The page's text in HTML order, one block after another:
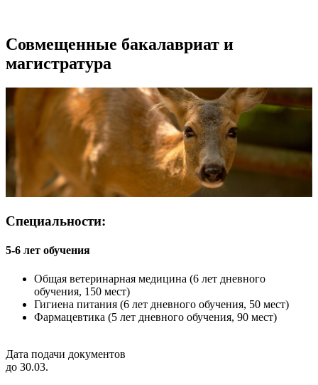
Совмещенные бакалавриат и
магистратура
Специальности:
5-6 лет обучения
Общая ветеринарная медицина (6 лет дневного
обучения, 150 мест)
Гигиена питания (6 лет дневного обучения, 50 мест)
Фармацевтика (5 лет дневного обучения, 90 мест)
Дата подачи документов
до 30.03.